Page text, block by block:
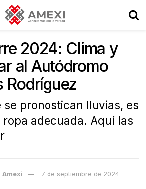
2024: Clima y
al Autódromo
Rodríguez
se pronostican lluvias, es
adecuada. Aquí las
Amexi 7 de septiembre de 2024